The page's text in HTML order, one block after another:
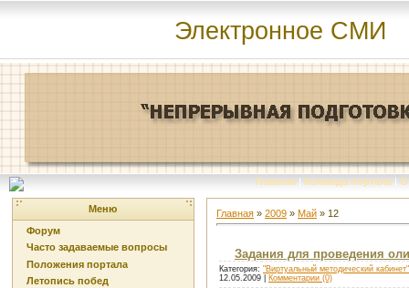
Электронное СМИ
Главная | Команда портала | О
Меню
Форум
Часто задаваемые вопросы
Положения портала
Летопись побед
Главная » 2009 » Май » 12
Задания для проведения
Категория: "Виртуальный методический кабинет"
12.05.2009
Комментарии (0)